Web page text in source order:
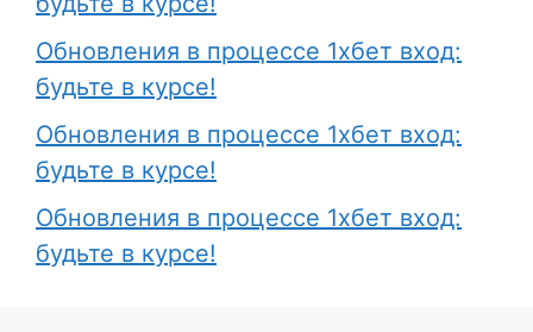
Обновления в процессе 1хбет вход:
будьте в курсе!
Обновления в процессе 1хбет вход:
будьте в курсе!
Обновления в процессе 1хбет вход:
будьте в курсе!